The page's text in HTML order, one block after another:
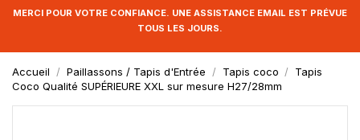
MERCI POUR VOTRE CONFIANCE. UNE ASSISTANCE EMAIL EST PRÉVUE
TOUS LES JOURS.
Accueil Paillassons / Tapis d'Entrée Tapis coco
Tapis
Coco Qualité SUPÉRIEURE XXL sur mesure H27/28mm